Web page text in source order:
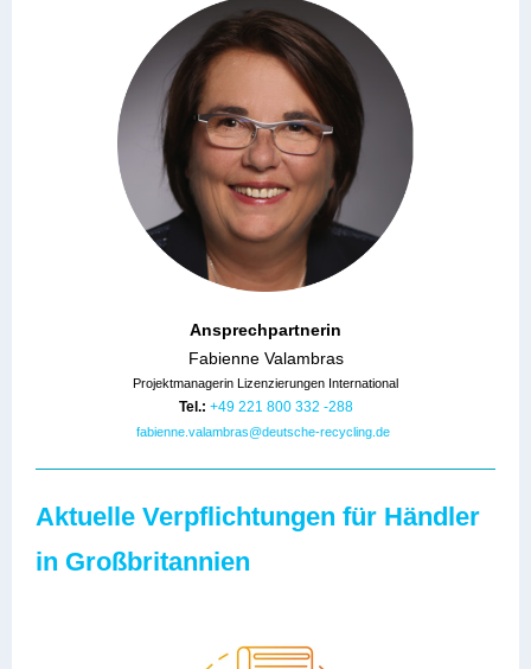
Ansprechpartnerin
Fabienne Valambras
Projektmanagerin Lizenzierungen International
Tel.: +49 221 800 332 -288
fabienne.valambras@deutsche-recycling.de
Aktuelle Verpflichtungen für Händler
in Großbritannien